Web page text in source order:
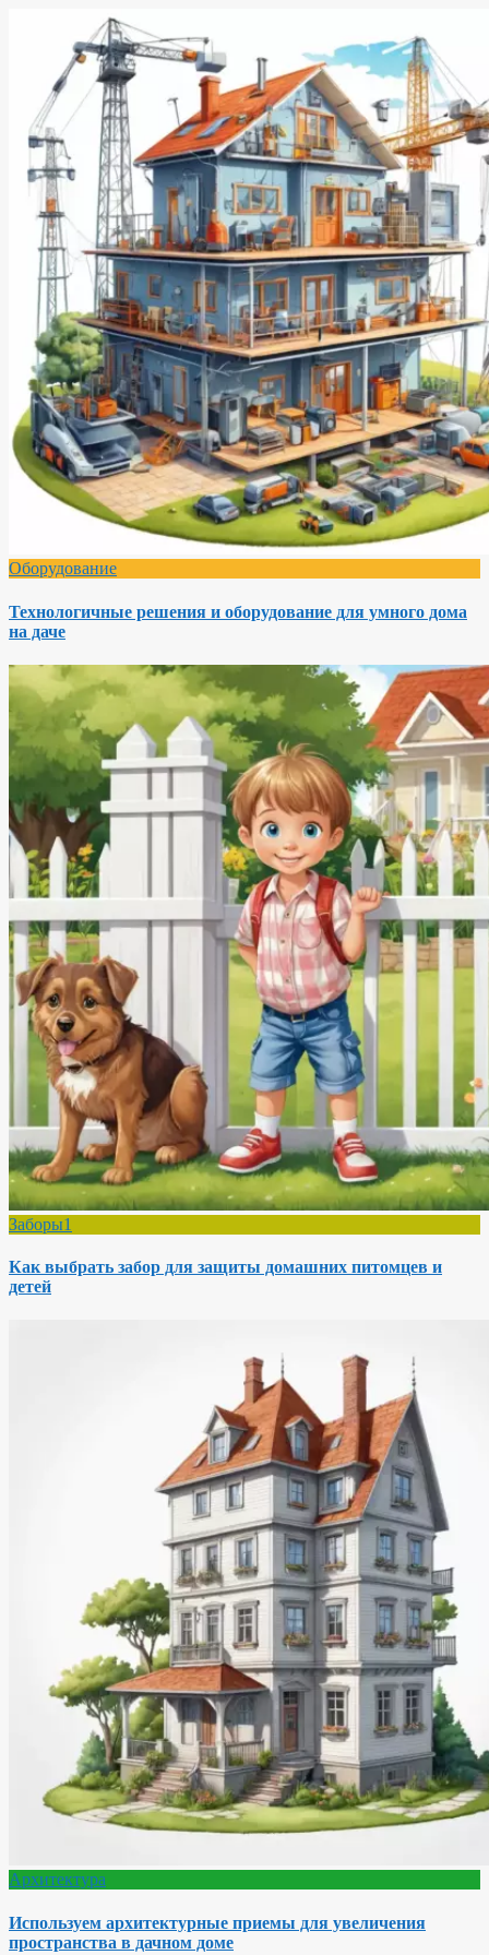
Оборудование
Технологичные решения и оборудование для умного дома
на даче
Заборы1
Как выбрать забор для защиты домашних питомцев и
детей
Архитектура
Используем архитектурные приемы для увеличения
пространства в дачном доме